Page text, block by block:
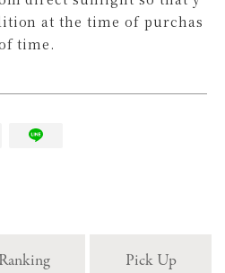
at the time of purchas
time.
Ranking Pick Up